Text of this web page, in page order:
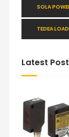
SOLA
TEDEA
Latest